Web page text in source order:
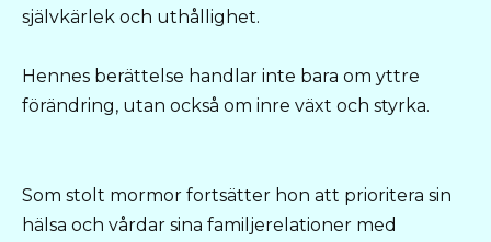
självkärlek och uthållighet.
Hennes berättelse handlar inte bara om yttre
förändring, utan också om inre växt och styrka.
Som stolt mormor fortsätter hon att prioritera sin
hälsa och vårdar sina familjerelationer med